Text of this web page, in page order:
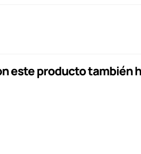
este producto también